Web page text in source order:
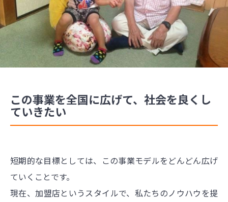
この事業を全国に広げて、社会を良くし
ていきたい
短期的な目標としては、この事業モデルをどんどん広げ
ていくことです。
現在、加盟店というスタイルで、私たちのノウハウを提